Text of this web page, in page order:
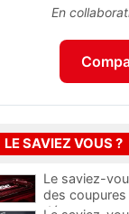
En
LE SAVIEZ VOUS ?
Le saviez-
des
déconnecter